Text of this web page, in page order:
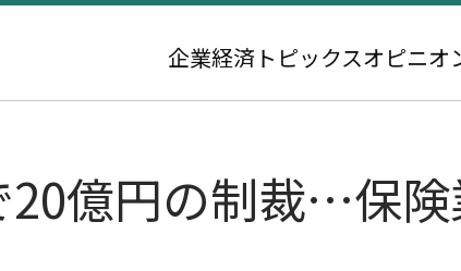
企業経済 トピックスオピニオ
20億円の制裁…保